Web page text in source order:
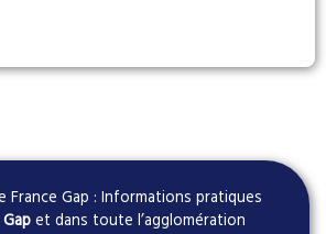
France Gap : Informations pratiques
Gapet dans toute l’agglomération